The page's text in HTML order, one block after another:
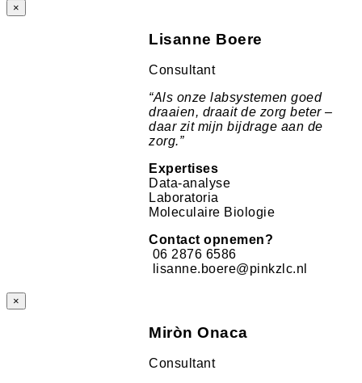
×
Lisanne Boere
Consultant
“Als onze labsystemen goed
draaien, draait de zorg beter –
daar zit mijn bijdrage aan de
zorg.”
Expertises
Data-analyse
Laboratoria
Moleculaire Biologie
Contact opnemen?
06 2876 6586
lisanne.boere@pinkzlc.nl
×
Miròn Onaca
Consultant